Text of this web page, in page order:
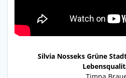
Silvia Nosseks Grüne
Timna